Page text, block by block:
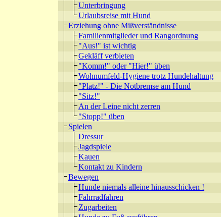
Unterbringung
Urlaubsreise mit Hund
Erziehung ohne Mißverständnisse
Familienmitglieder und Rangordnung
"Aus!" ist wichtig
Gekläff verbieten
"Komm!" oder "Hier!" üben
Wohnumfeld-Hygiene trotz Hundehaltung
"Platz!" - Die Notbremse am Hund
"Sitz!"
An der Leine nicht zerren
"Stopp!" üben
Spielen
Dressur
Jagdspiele
Kauen
Kontakt zu Kindern
Bewegen
Hunde niemals alleine hinausschicken !
Fahrradfahren
Zugarbeiten